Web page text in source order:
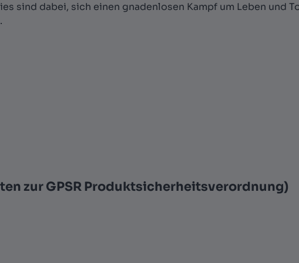
sind dabei, sich einen gnadenlosen Kampf um Leben und
zur GPSR Produktsicherheitsverordnung)